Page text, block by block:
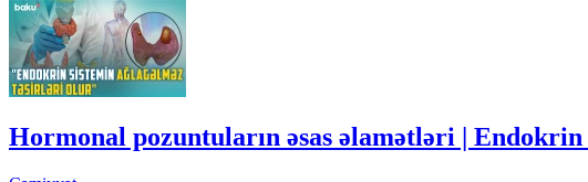
Hormonal pozuntuların əsas əlamətləri |